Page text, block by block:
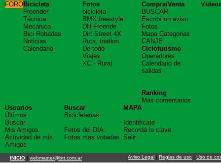
FOROBicicleta
Freerider
Técnica
Mecánica
Bici Robadas
Noticias
Calendario
Fotos
bicicleta
BMX freestyle
DH Freeride
Dirt Street 4X
Ruta, triatlon
De todo
Viajes
XC - Rural
Compra/Venta
BUSCAR
Escribí un aviso
Fotos
Mapa Categorias
CANJE
Cicloturismo
Operadores
Calendario de
salidas
Ranking
Mas comentarios
Usuarios
Últimos
Buscar
Mis Amigos
Actividad de mis
Amigos
Buscar
Bicicleterias
Fotos del DIA
Fotos mas votadas
MAPA
Identificate
Recordá la clave
Salir
INICIO | webmaster@btt.com.ar Aviso Legal | Reglas de uso | Uso de